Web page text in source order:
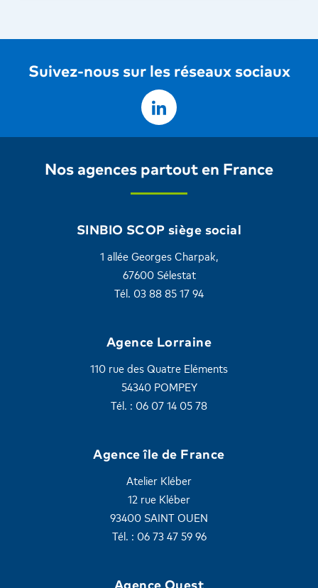
Suivez-nous sur les réseaux sociaux
Nos agences partout en France
SINBIO SCOP siège social
1 allée Georges Charpak,
67600 Sélestat
Tél. 03 88 85 17 94
Agence Lorraine
110 rue des Quatre Eléments
54340 POMPEY
Tél. : 06 07 14 05 78
Agence île de France
Atelier Kléber
12 rue Kléber
93400 SAINT OUEN
Tél. : 06 73 47 59 96